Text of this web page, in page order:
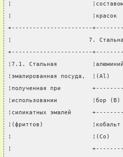
¦
¦
+-----------------------
¦                      7.
+-----------------------
¦7.1. Стальная
¦эмалированная посуда,
¦полученная при
¦использовании
¦силикатных эмалей
¦(фриттов)
¦                       ¦(Co)
¦                       +----------